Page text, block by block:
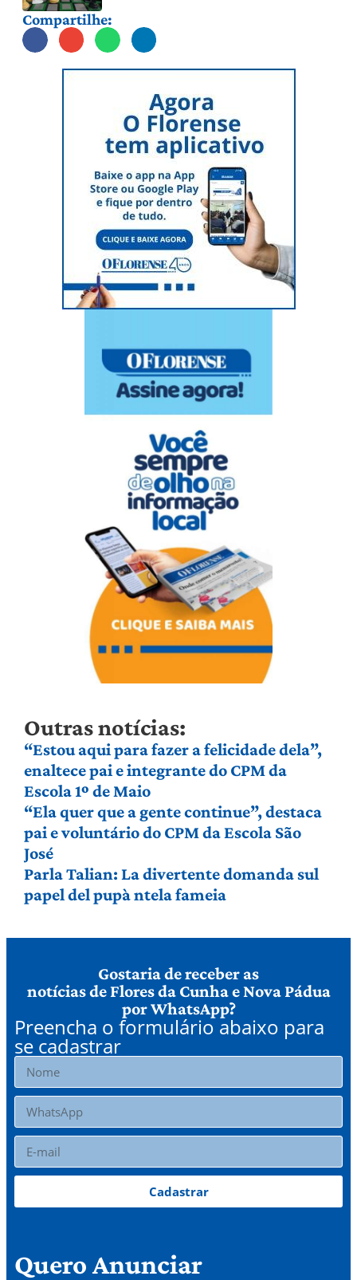
Compartilhe:
Outras notícias:
“Estou aqui para fazer a felicidade dela”,
enaltece pai e integrante do CPM da
Escola 1º de Maio
“Ela quer que a gente continue”, destaca
pai e voluntário do CPM da Escola São
José
Parla Talian: La divertente domanda sul
papel del pupà ntela fameia
Gostaria de receber as
notícias de Flores da Cunha e Nova Pádua
por WhatsApp?
Preencha o formulário abaixo para
se cadastrar
Cadastrar
Quero Anunciar